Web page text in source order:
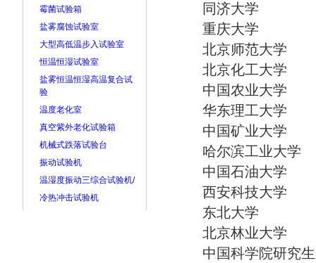
霉菌试验箱
盐雾腐蚀试验室
大型高低温步入试验室
恒温恒湿试验室
盐雾恒温恒湿高温复合试
验
温度老化室
真空紫外老化试验箱
机械式跌落试验台
振动试验机
温湿度振动三综合试验机/
冷热冲击试验机
同济大学
重庆
北京师范
北京化工大学
中国农业大学
华东理工大学
中国矿业大学
哈尔滨工业大
中国石油大学
西安科技大学
东北大学 北
北京林业大学
中国科学院研究